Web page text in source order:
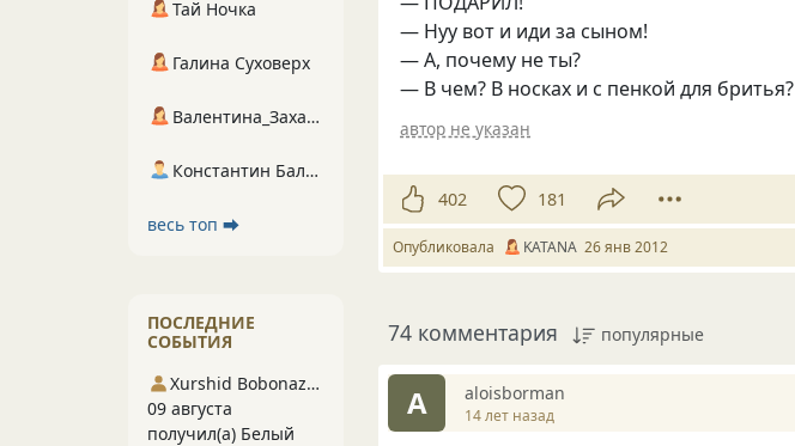
— Нуу вот и иди за сыном!
— А, почему не ты?
— В чем? В носках и с пенкой для бритья?
автор не указан
402 181
Опубликовала KATANA 26 янв 2012
74 комментария популярные
A aloisborman
14 лет назад
Тай Ночка
Галина Суховерх
Валентина_Захарова
Константин Балухта
весь топ ⮕
ПОСЛЕДНИЕ
СОБЫТИЯ
Xurshid Bobonazarov
09 августа
получил(а) Белый